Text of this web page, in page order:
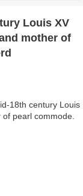
Louis XV
mother of